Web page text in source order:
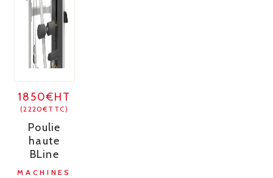
1850€HT
(2220€TTC)
Poulie
haute
BLine
MACHINES